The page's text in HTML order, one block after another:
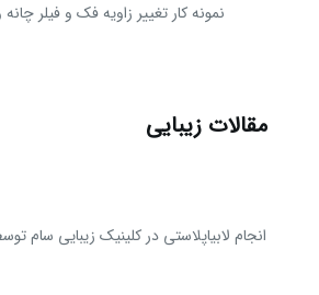
نمونه کار تغییر زاویه فک و فیلر
مقالات زیبایی
انجام لابیاپلاستی در کلینیک زیبایی